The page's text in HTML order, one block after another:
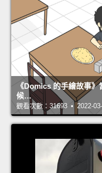
《Domics 的手繪故事
候…
觀看次數：31693 • 2022-